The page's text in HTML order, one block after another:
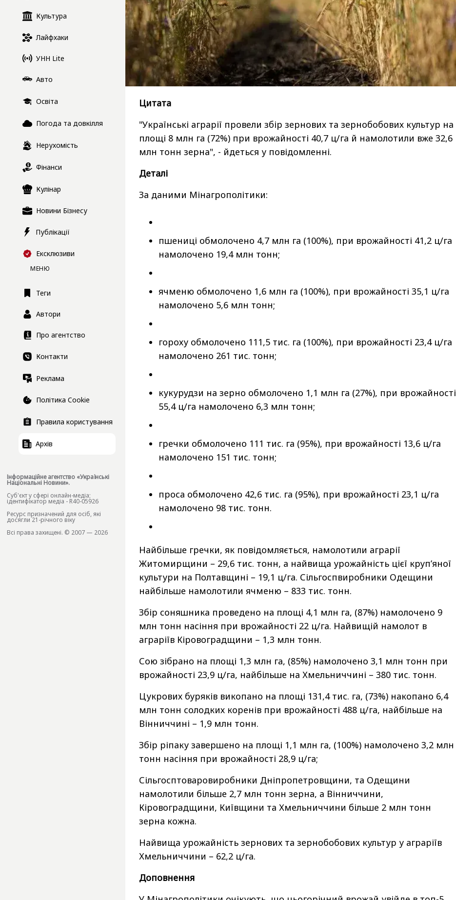
Культура
Лайфхаки
УНН Lite
Авто
Освіта
Погода та довкілля
Нерухомість
Фінанси
Кулінар
Новини Бізнесу
Публікації
Ексклюзиви
МЕНЮ
Теги
Автори
Про агентство
Контакти
Реклама
Політика Cookie
Правила користування
Архів
Інформаційне агентство «Українські
Національні Новини».
Cуб'єкт у сфері онлайн-медіа;
ідентифікатор медіа - R40-05926
Ресурс призначений для осіб, які
досягли 21-річного віку
Всі права захищені. © 2007 — 2026
Цитата
"Українські аграрії провели збір зернових та зернобобових культур на
площі 8 млн га (72%) при врожайності 40,7 ц/га й намолотили вже 32,6
млн тонн зерна", - йдеться у повідомленні.
Деталі
За даними Мінагрополітики:
пшениці обмолочено 4,7 млн га (100%), при врожайності 41,2 ц/га
намолочено 19,4 млн тонн;
ячменю обмолочено 1,6 млн га (100%), при врожайності 35,1 ц/га
намолочено 5,6 млн тонн;
гороху обмолочено 111,5 тис. га (100%), при врожайності 23,4 ц/га
намолочено 261 тис. тонн;
кукурудзи на зерно обмолочено 1,1 млн га (27%), при врожайності
55,4 ц/га намолочено 6,3 млн тонн;
гречки обмолочено 111 тис. га (95%), при врожайності 13,6 ц/га
намолочено 151 тис. тонн;
проса обмолочено 42,6 тис. га (95%), при врожайності 23,1 ц/га
намолочено 98 тис. тонн.
Найбільше гречки, як повідомляється, намолотили аграрії
Житомирщини – 29,6 тис. тонн, а найвища урожайність цієї круп’яної
культури на Полтавщині – 19,1 ц/га. Сільгоспвиробники Одещини
найбільше намолотили ячменю – 833 тис. тонн.
Збір соняшника проведено на площі 4,1 млн га, (87%) намолочено 9
млн тонн насіння при врожайності 22 ц/га. Найвищій намолот в
аграріїв Кіровоградщини – 1,3 млн тонн.
Сою зібрано на площі 1,3 млн га, (85%) намолочено 3,1 млн тонн при
врожайності 23,9 ц/га, найбільше на Хмельниччині – 380 тис. тонн.
Цукрових буряків викопано на площі 131,4 тис. га, (73%) накопано 6,4
млн тонн солодких коренів при врожайності 488 ц/га, найбільше на
Вінниччині – 1,9 млн тонн.
Збір ріпаку завершено на площі 1,1 млн га, (100%) намолочено 3,2 млн
тонн насіння при врожайності 28,9 ц/га;
Сільгосптоваровиробники Дніпропетровщини, та Одещини
намолотили більше 2,7 млн тонн зерна, а Вінниччини,
Кіровоградщини, Київщини та Хмельниччини більше 2 млн тонн
зерна кожна.
Найвища урожайність зернових та зернобобових культур у аграріїв
Хмельниччини – 62,2 ц/га.
Доповнення